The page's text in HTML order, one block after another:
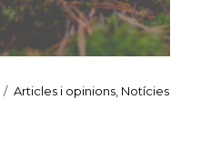
Categories
Articles i opinions Notícies